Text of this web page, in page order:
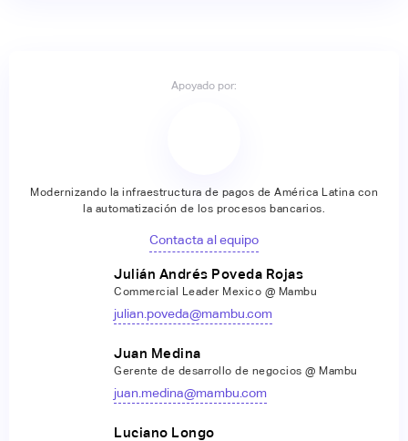
Apoyado por:
Modernizando la infraestructura de pagos de América Latina con
la automatización de los procesos bancarios.
Contacta al equipo
Julián Andrés Poveda Rojas
Commercial Leader Mexico @ Mambu
julian.poveda@mambu.com
Juan Medina
Gerente de desarrollo de negocios @ Mambu
juan.medina@mambu.com
Luciano Longo